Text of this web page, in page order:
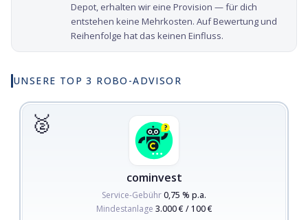
Depot, erhalten wir eine Provision — für dich
entstehen keine Mehrkosten. Auf Bewertung und
Reihenfolge hat das keinen Einfluss.
UNSERE TOP 3 ROBO-ADVISOR
🥈
cominvest
Service-Gebühr0,75 % p.a.
Mindestanlage 3.000 € / 100 €